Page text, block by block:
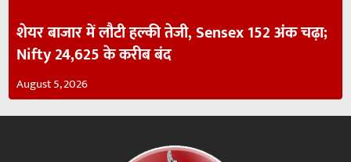
शेयर बाजार में लौटी हल्की तेजी, Sensex 152 अंक चढ़ा;
Nifty 24,625 के करीब बंद
August 5, 2026